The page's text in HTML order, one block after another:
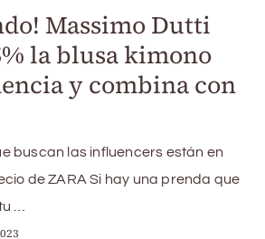
Massimo Dutti
la blusa kimono
y combina con
buscan las influencers están en
de ZARA Si hay una prenda que
…